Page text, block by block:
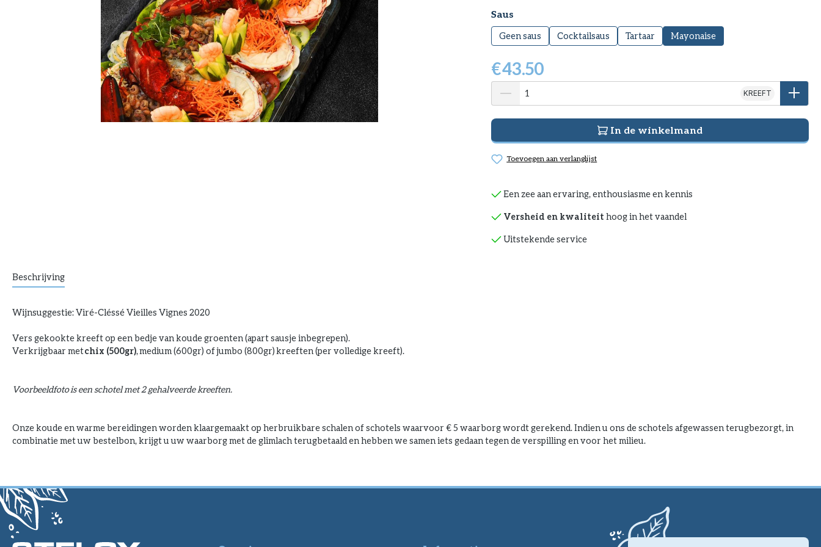
Selecteer
Saus
Geen saus Cocktailsaus Tartaar Mayonaise
€43.50
KREEFT
In de winkelmand
Toevoegen aan verlanglijst
Een zee aan ervaring, enthousiasme en kennis
Versheid en kwaliteit hoog in het vaandel
Uitstekende service
Beschrijving
Wijnsuggestie: Viré-Cléssé Vieilles Vignes 2020
Vers gekookte kreeft op een bedje van koude groenten (apart sausje inbegrepen).
Verkrijgbaar metchix (500gr), medium (600gr) ofjumbo (800gr)kreeften (per volledige kreeft).
Voorbeeldfotois een schotel met 2 gehalveerde kreeften.
Onze koude en warme bereidingen worden klaargemaakt op herbruikbare schalen of schotels waarvoor € 5 waarborg wordt gerekend. Indien u ons de schotels afgewassen terugbezorgt, in
combinatie met uw bestelbon, krijgt u uw waarborg met de glimlach terugbetaald en hebben we samen iets gedaan tegen de verspilling en voor het milieu.